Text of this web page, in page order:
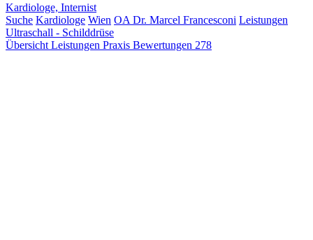
Kardiologe, Internist
Suche Kardiologe Wien OA Dr. Marcel Francesconi Leistungen
Ultraschall - Schilddrüse
Übersicht Leistungen Praxis Bewertungen 278